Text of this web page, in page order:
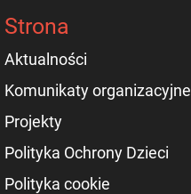
Strona
Aktualności
Komunikaty organizacyjne
Projekty
Polityka Ochrony Dzieci
Polityka cookie